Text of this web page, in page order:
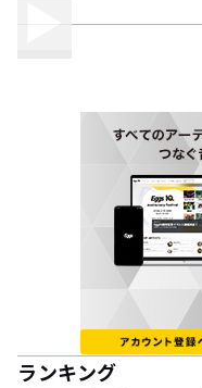
ランキング